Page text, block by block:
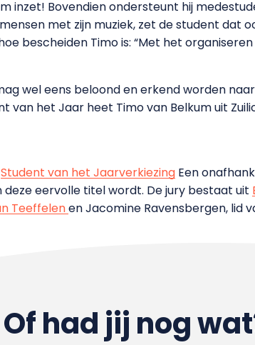
inzet! Bovendien ondersteunt hij
met zijn muziek, zet de student dat
bescheiden Timo is: “Met het
wel eens beloond en erkend worden
van het Jaar heet Timo van Belkum uit
Student van het Jaarverkiezing Een
eervolle titel wordt. De jury bestaat uit
Teeffelenen Jacomine Ravensbergen, lid
had jij nog